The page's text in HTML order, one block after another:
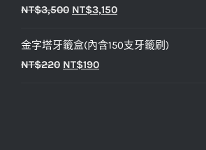
格：
格：
NT$3,500 原
價
格：
NT$3,150目
價
金字塔牙籤盒(內含150支牙籤刷)
NT$220 原
NT$190目